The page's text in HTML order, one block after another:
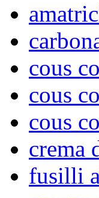
cous
cous
cous
crema
fusilli